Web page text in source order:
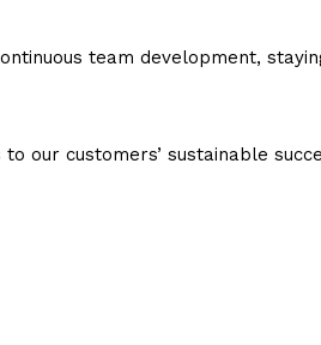
team development,
our customers’ sustainable